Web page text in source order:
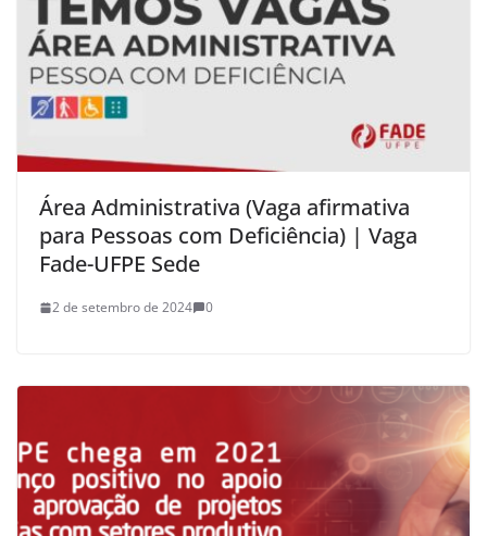
Área Administrativa (Vaga afirmativa
para Pessoas com Deficiência) | Vaga
Fade-UFPE Sede
2 de setembro de 2024 0